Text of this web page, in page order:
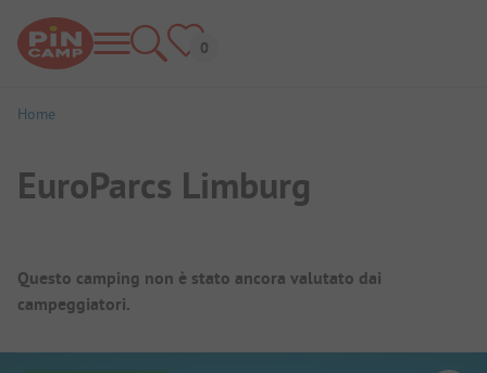
Home
EuroParcs Limburg
Panoramica del campeggio
Questo camping non è stato ancora valutato dai
campeggiatori.